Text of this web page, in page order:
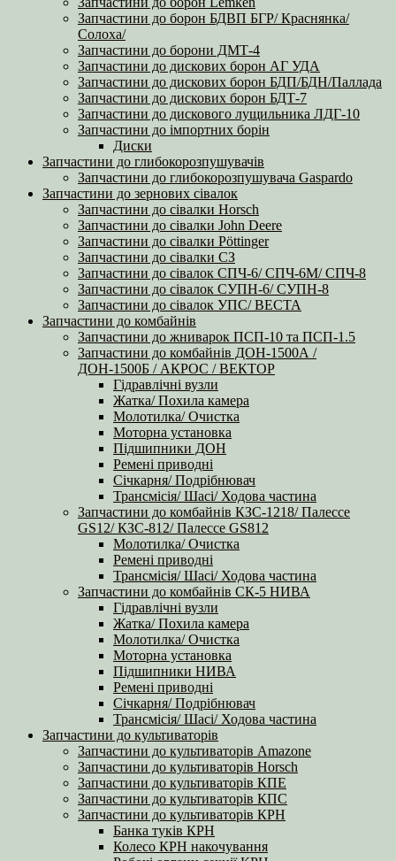
Запчастини до борон БДВП БГР/ Краснянка/
Солоха/
Запчастини до борони ДМТ-4
Запчастини до дискових борон АГ УДА
Запчастини до дискових борон БДП/БДН/Паллада
Запчастини до дискових борон БДТ-7
Запчастини до дискового лущильника ЛДГ-10
Запчастини до імпортних борін
Диски
Запчастини до глибокорозпушувачів
Запчастини до глибокорозпушувача Gaspardo
Запчастини до зернових сівалок
Запчастини до сівалки Horsch
Запчастини до сівалки John Deere
Запчастини до сівалки Pöttinger
Запчастини до сівалки СЗ
Запчастини до сівалок СПЧ-6/ СПЧ-6М/ СПЧ-8
Запчастини до сівалок СУПН-6/ СУПН-8
Запчастини до сівалок УПС/ ВЕСТА
Запчастини до комбайнів
Запчастини до жниварок ПСП-10 та ПСП-1.5
Запчастини до комбайнів ДОН-1500А /
ДОН-1500Б / АКРОС / ВЕКТОР
Гідравлічні вузли
Жатка/ Похила камера
Молотилка/ Очистка
Моторна установка
Підшипники ДОН
Ремені приводні
Січкарня/ Подрібнювач
Трансмісія/ Шасі/ Ходова частина
Запчастини до комбайнів КЗС-1218/ Палессе
GS12/ КЗС-812/ Палессе GS812
Молотилка/ Очистка
Ремені приводні
Трансмісія/ Шасі/ Ходова частина
Запчастини до комбайнів СК-5 НИВА
Гідравлічні вузли
Жатка/ Похила камера
Молотилка/ Очистка
Моторна установка
Підшипники НИВА
Ремені приводні
Січкарня/ Подрібнювач
Трансмісія/ Шасі/ Ходова частина
Запчастини до культиваторів
Запчастини до культиваторів Amazone
Запчастини до культиваторів Horsch
Запчастини до культиваторів КПЕ
Запчастини до культиваторів КПС
Запчастини до культиваторів КРН
Банка туків КРН
Колесо КРН накочування